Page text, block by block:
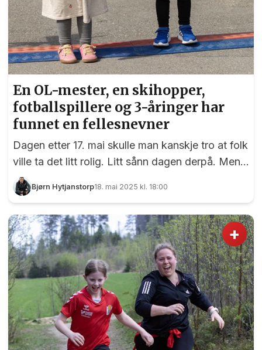
En OL-mester, en skihopper,
fotballspillere og 3-åringer har
funnet en fellesnevner
Dagen etter 17. mai skulle man kanskje tro at folk
ville ta det litt rolig. Litt sånn dagen derpå. Men
det var ikke tilfelle med over 100 sprekinger som
deltok i Perseløpet søndag 18. mai. På menyen
km, samt et barneløp på 2,39 km, det vil si én
runde i den flate løypa langs Myhrersletta og
gjennom Vestvangfeltet. Erika Weng (219) og
Sofie Wolhaug (220) er klare for Perseløpet.
Foto: Bjørn Hytjanstorp
Bjørn Hytjanstorp18. mai 2025 kl. 18:00
+